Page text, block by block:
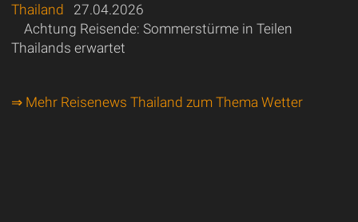
Thailand 27.04.2026
Achtung Reisende: Sommerstürme in Teilen
Thailands erwartet
⇒ Mehr Reisenews Thailand zum Thema Wetter